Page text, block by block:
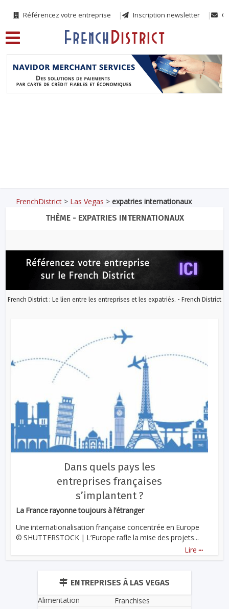
Référencez votre entreprise Inscription newsletter
FrenchDistrict > Las Vegas >expatries internationaux
THÈME - EXPATRIES INTERNATIONAUX
French District : Le lien entre les entreprises et les expatriés. - French District
Dans quels pays les
entreprises françaises
s’implantent ?
La France rayonne toujours à l’étranger
Une internationalisation française concentrée en Europe
© SHUTTERSTOCK | L’Europe rafle la mise des projets...
Lire ...
ENTREPRISES À LAS VEGAS
Alimentation
Franchises